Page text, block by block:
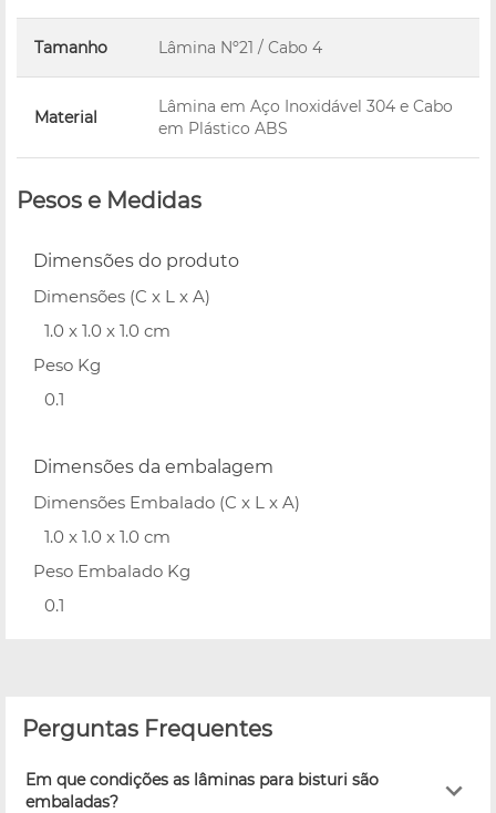
Tamanho Lâmina Nº21 / Cabo 4
Material
Lâmina em Aço Inoxidável 304 e Cabo
em Plástico ABS
Pesos e Medidas
Dimensões do produto
Dimensões (C x L x A)
1.0 x 1.0 x 1.0 cm
Peso Kg
0.1
Dimensões da embalagem
Dimensões Embalado (C x L x A)
1.0 x 1.0 x 1.0 cm
Peso Embalado Kg
0.1
Perguntas Frequentes
Em que condições as lâminas para bisturi são
embaladas?